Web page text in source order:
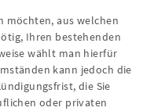
möchten, aus welchen
Ihren bestehenden
wählt man hierfür
kann jedoch die
die Sie
oder privaten